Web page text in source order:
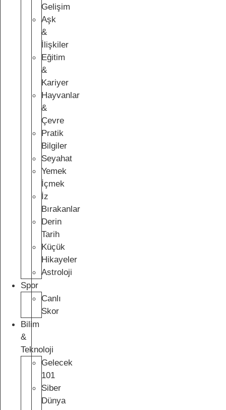
Gelişim
Aşk
&
İlişkiler
Eğitim
&
Kariyer
Hayvanlar
&
Çevre
Pratik
Bilgiler
Seyahat
Yemek
İçmek
İz
Bırakanlar
Derin
Tarih
Küçük
Hikayeler
Astroloji
Spor
Canlı
Skor
Bilim
&
Teknoloji
Gelecek
101
Siber
Dünya